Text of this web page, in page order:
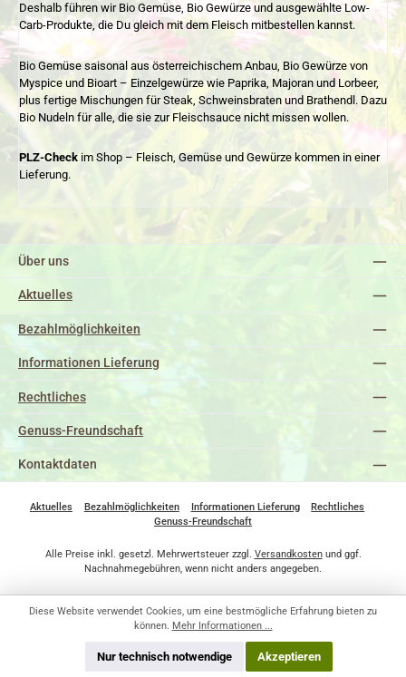
Deshalb führen wir Bio Gemüse, Bio Gewürze und ausgewählte Low-
Carb-Produkte, die Du gleich mit dem Fleisch mitbestellen kannst.
Bio Gemüse saisonal aus österreichischem Anbau, Bio Gewürze von
Myspice und Bioart – Einzelgewürze wie Paprika, Majoran und Lorbeer,
plus fertige Mischungen für Steak, Schweinsbraten und Brathendl. Dazu
Bio Nudeln für alle, die sie zur Fleischsauce nicht missen wollen.
PLZ-Check im Shop – Fleisch, Gemüse und Gewürze kommen in einer
Lieferung.
Über uns
Aktuelles
Bezahlmöglichkeiten
Informationen Lieferung
Rechtliches
Genuss-Freundschaft
Kontaktdaten
Aktuelles Bezahlmöglichkeiten Informationen Lieferung
Rechtliches
Genuss-Freundschaft
Alle Preise inkl. gesetzl. Mehrwertsteuer zzgl. Versandkostenund ggf.
Nachnahmegebühren, wenn nicht anders angegeben.
Diese Website verwendet Cookies, um eine bestmögliche Erfahrung bieten zu
können. Mehr Informationen ...
Nur technisch notwendige Akzeptieren